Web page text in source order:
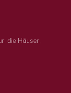
die Häuser,